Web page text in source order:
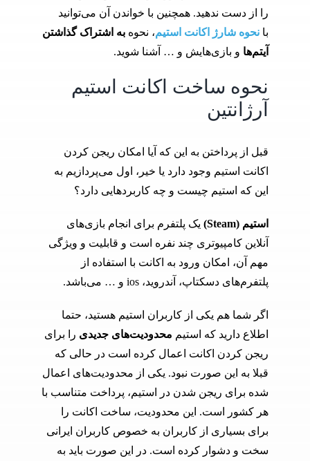
را از دست ندهید. همچنین با خواندن آن می‌توانید
با نحوه شارژ اکانت استیم، نحوه به اشتراک گذاشتن
آیتم‌ها و بازی‌هایش و … آشنا شوید.
نحوه ساخت اکانت استیم
آرژانتین
قبل از پرداختن به این که آیا امکان ریجن کردن
اکانت استیم وجود دارد یا خیر، اول می‌پردازیم به
این که استیم چیست و چه کاربردهایی دارد؟
استیم (Steam)
یک پلتفرم برای انجام بازی‌های
آنلاین کامپیوتری چند نفره است و قابلیت و ویژگی‌
مهم آن، امکان ورود به اکانت با استفاده از
پلتفرم‌های دسکتاپ، آندروید، ios و … می‌باشد.
اگر شما هم یکی از کاربران استیم هستید، حتما
اطلاع دارید که استیم محدودیت‌های جدیدی را برای
ریجن کردن اکانت اعمال کرده است در حالی که
قبلا به این صورت نبود. یکی از محدودیت‌های اعمال
شده برای ریجن شدن در استیم، پرداخت متناسب با
هر کشور است. این محدودیت، ساخت اکانت را
برای بسیاری از کاربران به خصوص کاربران ایرانی
سخت و دشوار کرده است. در این صورت باید به